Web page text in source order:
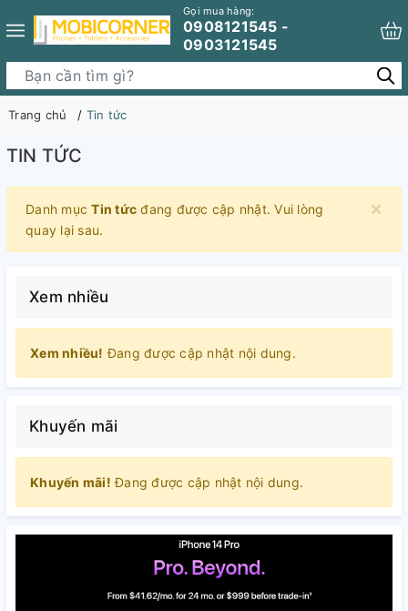
Gọi mua hàng:
0908121545 -
0903121545
Trang chủ Tin tức
TIN TỨC
×
Danh mụcTin tức đang được cập nhật. Vui lòng
quay lại sau.
Xem nhiều
Xem nhiều! Đang được cập nhật nội dung.
Khuyến mãi
Khuyến mãi! Đang được cập nhật nội dung.